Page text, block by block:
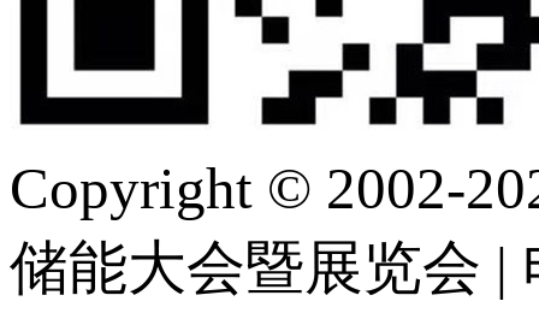
Copyright © 2002-
储能大会暨展览会 |